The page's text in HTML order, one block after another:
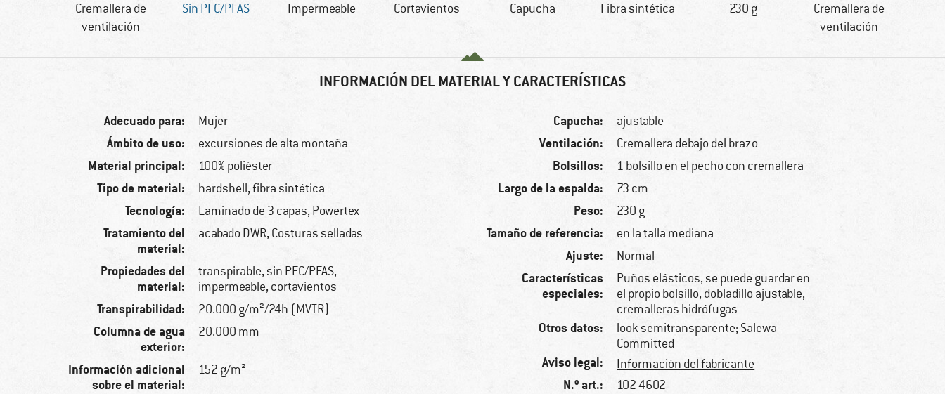
Cremallera de
ventilación
Sin PFC/PFAS Impermeable Cortavientos Capucha Fibra sintética 230 g
Cremallera de
ventilación
INFORMACIÓN DEL MATERIAL Y CARACTERÍSTICAS
Adecuado para: Mujer
Ámbito de uso: excursiones de alta montaña
Material principal: 100% poliéster
Tipo de material: hardshell, fibra sintética
Tecnología: Laminado de 3 capas, Powertex
Tratamiento del
material:
acabado DWR, Costuras selladas
Propiedades del
material:
transpirable, sin PFC/PFAS,
impermeable, cortavientos
Transpirabilidad: 20.000 g/m²/24h (MVTR)
Columna de agua
exterior:
20.000 mm
Información adicional
sobre el material:
152 g/m²
Capucha: ajustable
Ventilación: Cremallera debajo del brazo
Bolsillos: 1 bolsillo en el pecho con cremallera
Largo de la espalda: 73 cm
Peso: 230 g
Tamaño de referencia: en la talla mediana
Ajuste: Normal
Características
especiales:
Puños elásticos, se puede guardar en
el propio bolsillo, dobladillo ajustable,
cremalleras hidrófugas
Otros datos:
look semitransparente; Salewa
Committed
Aviso legal: Información del fabricante
N.º art.: 102-4602